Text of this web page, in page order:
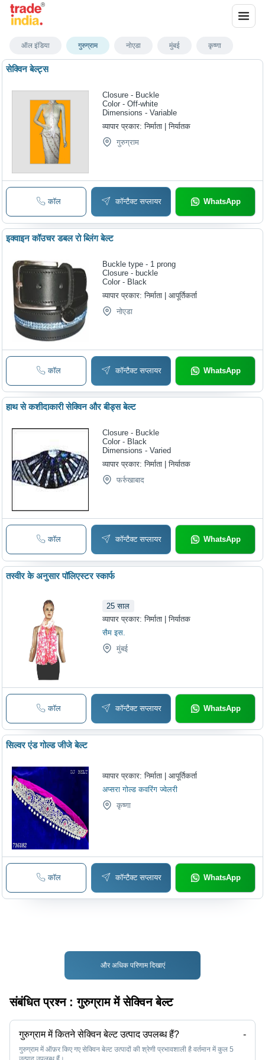
ऑल इंडिया गुरुग्राम नोएडा मुंबई कृष्णा
सेक्विन बेल्ट्स
Closure - Buckle
Color - Off-white
Dimensions - Variable
व्यापार प्रकार:निर्माता | निर्यातक
गुरुग्राम
कॉल कॉन्टैक्ट सप्लायर WhatsApp
इक्वाइन कॉउचर डबल रो ब्लिंग बेल्ट
Buckle type - 1 prong
Closure - buckle
Color - Black
व्यापार प्रकार:निर्माता | आपूर्तिकर्ता
नोएडा
कॉल कॉन्टैक्ट सप्लायर WhatsApp
हाथ से कशीदाकारी सेक्विन और बीड्स बेल्ट
Closure - Buckle
Color - Black
Dimensions - Varied
व्यापार प्रकार:निर्माता | निर्यातक
फर्रुखाबाद
कॉल कॉन्टैक्ट सप्लायर WhatsApp
तस्वीर के अनुसार पॉलिएस्टर स्कार्फ
25 साल
व्यापार प्रकार:निर्माता | निर्यातक
सैम इस.
मुंबई
कॉल कॉन्टैक्ट सप्लायर WhatsApp
सिल्वर एंड गोल्ड जीजे बेल्ट
व्यापार प्रकार:निर्माता | आपूर्तिकर्ता
अप्सरा गोल्ड कवरिंग ज्वेलरी
कृष्णा
कॉल कॉन्टैक्ट सप्लायर WhatsApp
और अधिक परिणाम दिखाएं
संबंधित प्रश्न :गुरुग्राम में सेक्विन बेल्ट
गुरुग्राम में कितने सेक्विन बेल्ट उत्पाद उपलब्ध हैं? -
गुरुग्राम में ऑफ़र किए गए सेक्विन बेल्ट उत्पादों की श्रेणी प्रभावशाली है वर्तमान में कुल 5